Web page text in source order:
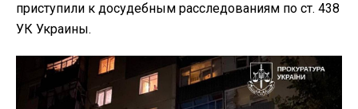
приступили к досудебным расследованиям по ст. 438
УК Украины.